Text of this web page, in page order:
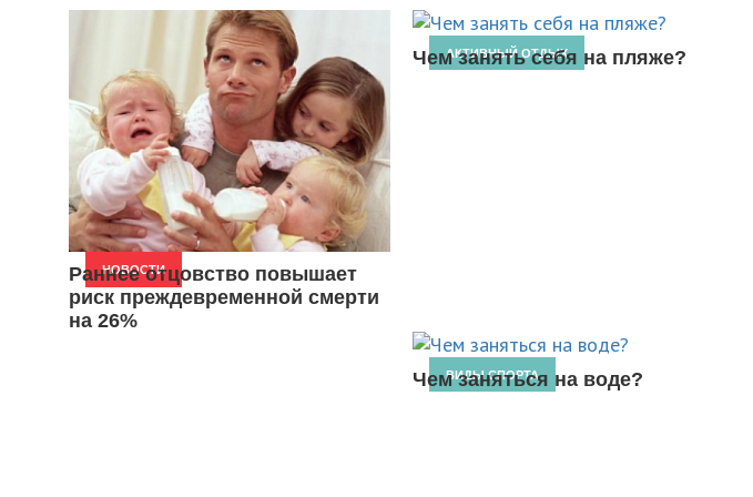
НОВОСТИ
Раннее отцовство повышает
риск преждевременной смерти
на 26%
АКТИВНЫЙ ОТДЫХ
Чем занять себя на пляже?
ВИДЫ СПОРТА
Чем заняться на воде?